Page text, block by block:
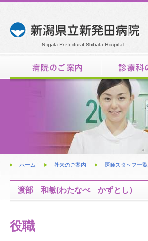
内
ホーム 外来のご案内 医師スタッフ一覧
渡部 和敏(わたなべ かずとし）
役職